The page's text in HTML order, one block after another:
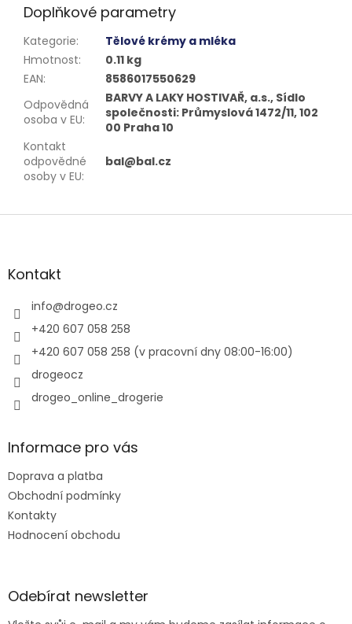
Doplňkové parametry
Kategorie:
Tělové krémy a mléka
Hmotnost:
0.11 kg
EAN:
8586017550629
Odpovědná
osoba v EU:
BARVY A LAKY HOSTIVAŘ, a.s., Sídlo
společnosti: Průmyslová 1472/11, 102
00 Praha 10
Kontakt
odpovědné
osoby v EU:
bal@bal.cz
Z
aKontakt
info@drogeo.cz
+420 607 058 258
+420 607 058 258 (v pracovní dny 08:00-16:00)
drogeocz
drogeo_online_drogerie
Informace pro vás
Doprava a platba
Obchodní podmínky
Kontakty
Hodnocení obchodu
Odebírat newsletter